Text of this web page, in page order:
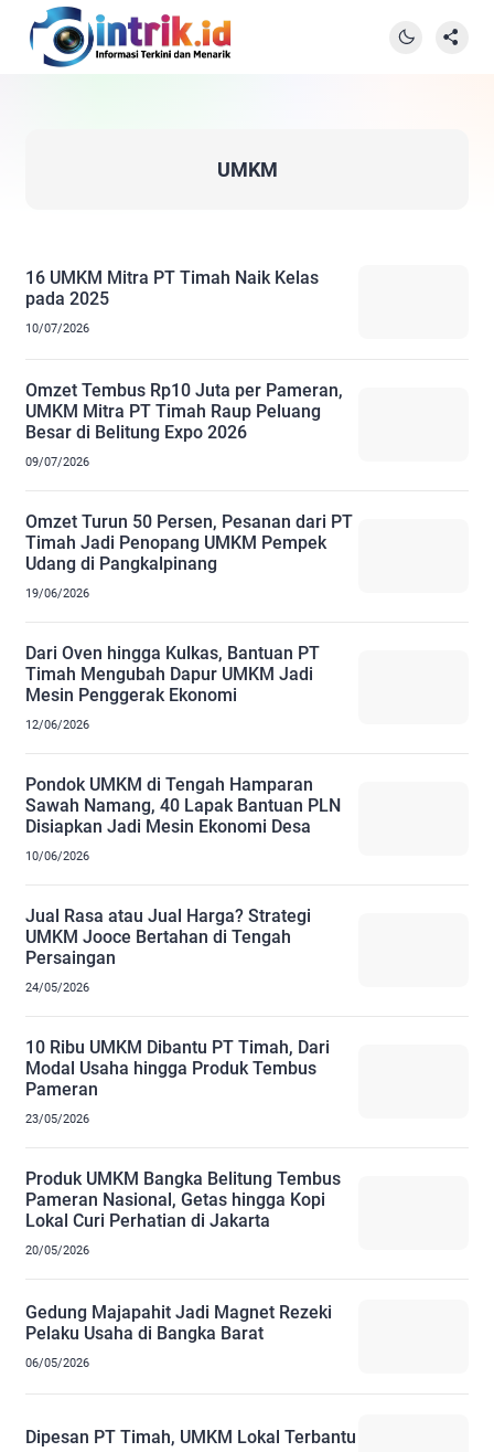
UMKM
16 UMKM Mitra PT Timah Naik Kelas
pada 2025
10/07/2026
Omzet Tembus Rp10 Juta per Pameran,
UMKM Mitra PT Timah Raup Peluang
Besar di Belitung Expo 2026
09/07/2026
Omzet Turun 50 Persen, Pesanan dari PT
Timah Jadi Penopang UMKM Pempek
Udang di Pangkalpinang
19/06/2026
Dari Oven hingga Kulkas, Bantuan PT
Timah Mengubah Dapur UMKM Jadi
Mesin Penggerak Ekonomi
12/06/2026
Pondok UMKM di Tengah Hamparan
Sawah Namang, 40 Lapak Bantuan PLN
Disiapkan Jadi Mesin Ekonomi Desa
10/06/2026
Jual Rasa atau Jual Harga? Strategi
UMKM Jooce Bertahan di Tengah
Persaingan
24/05/2026
10 Ribu UMKM Dibantu PT Timah, Dari
Modal Usaha hingga Produk Tembus
Pameran
23/05/2026
Produk UMKM Bangka Belitung Tembus
Pameran Nasional, Getas hingga Kopi
Lokal Curi Perhatian di Jakarta
20/05/2026
Gedung Majapahit Jadi Magnet Rezeki
Pelaku Usaha di Bangka Barat
06/05/2026
Dipesan PT Timah, UMKM Lokal Terbantu